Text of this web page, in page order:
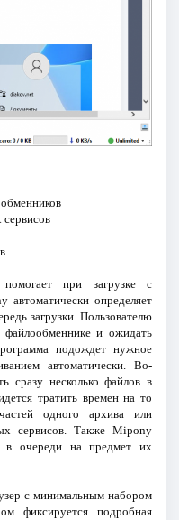
при загрузке с
определяет
загрузки. Пользователю
и ожидать
подождет нужное
автоматически. Во-
сразу несколько файлов в
тратить времен на то
одного архива или
сервисов. Также Mipony
в очереди на предмет их
с минимальным набором
фиксируется подробная